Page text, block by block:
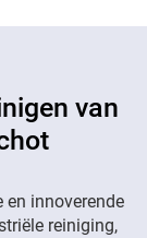
van
innoverende
reiniging,